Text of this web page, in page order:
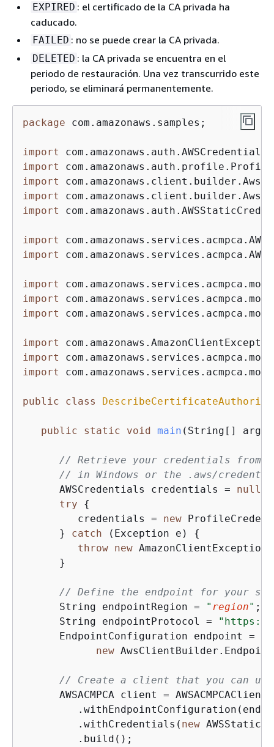
EXPIRED : el certificado de la CA privada ha
caducado.
FAILED : no se puede crear la CA privada.
DELETED : la CA privada se encuentra en el
periodo de restauración. Una vez transcurrido este
periodo, se eliminará permanentemente.
package com.amazonaws.samples;
import
import
import
import
import
import
import
import
import
import
import
import
import
public class DescribeCertificateAuthority
public static void main (String[] args)
// Retrieve your credentials from
// in Windows or the .aws/
      AWSCredentials credentials =
null
try
{
         credentials =
new
      }
catch (Exception e) {
throw new AmazonClientException(
      }
// Define the endpoint for your
      String endpointRegion =
" region" ;
      String endpointProtocol =
"https://
      EndpointConfiguration endpoint =
new
// Create a client that you can use
AWSACMPCA client =
         .withCredentials(
new
         .build();